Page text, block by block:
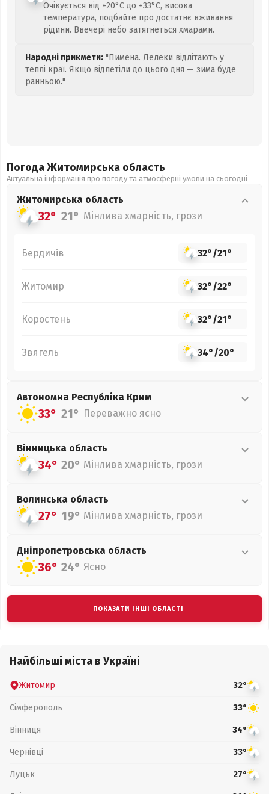
Очікується від +20°C до +33°C, висока
температура, подбайте про достатнє вживання
рідини. Ввечері небо затягнеться хмарами.
Народні прикмети: "Пимена. Лелеки відлітають у
теплі краї. Якщо відлетіли до цього дня — зима буде
ранньою."
Погода Житомирська область
Актуальна інформація про погоду та атмосферні умови на сьогодні
Житомирська область
32° 21° Мінлива хмарність, грози
Бердичів 32°/21°
Житомир 32°/22°
Коростень 32°/21°
Звягель 34°/20°
Автономна Республіка Крим
33° 21° Переважно ясно
Вінницька область
34° 20° Мінлива хмарність, грози
Волинська область
27° 19° Мінлива хмарність, грози
Дніпропетровська область
36° 24° Ясно
ПОКАЗАТИ ІНШІ ОБЛАСТІ
Найбільші міста в Україні
Житомир 32°
Сімферополь 33°
Вінниця 34°
Чернівці 33°
Луцьк 27°